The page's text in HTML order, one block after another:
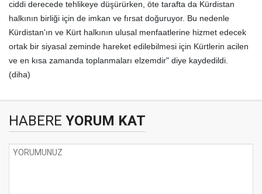
ciddi derecede tehlikeye düşürürken, öte tarafta da Kürdistan
halkının birliği için de imkan ve fırsat doğuruyor. Bu nedenle
Kürdistan'ın ve Kürt halkının ulusal menfaatlerine hizmet edecek
ortak bir siyasal zeminde hareket edilebilmesi için Kürtlerin acilen
ve en kısa zamanda toplanmaları elzemdir" diye kaydedildi.
(diha)
HABERE YORUM KAT